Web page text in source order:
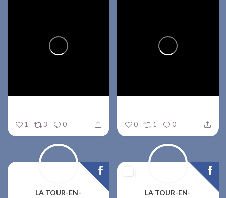
1 3 0 0 1 0
LA TOUR-EN-
LA TOUR-EN-